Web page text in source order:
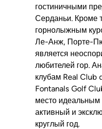
гостиничными
Серданьи. Кроме
горнолыжным
Ле-Анж, Порте-
является
любителей гор.
клубам Real Club
Fontanals Golf
место идеальным
активный и
круглый год.